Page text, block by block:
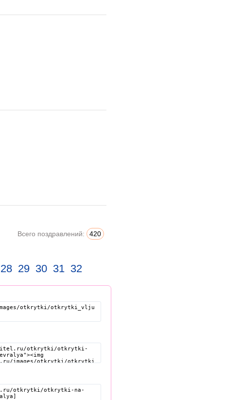
Всего поздравлений: 420
28 29 30 31 32